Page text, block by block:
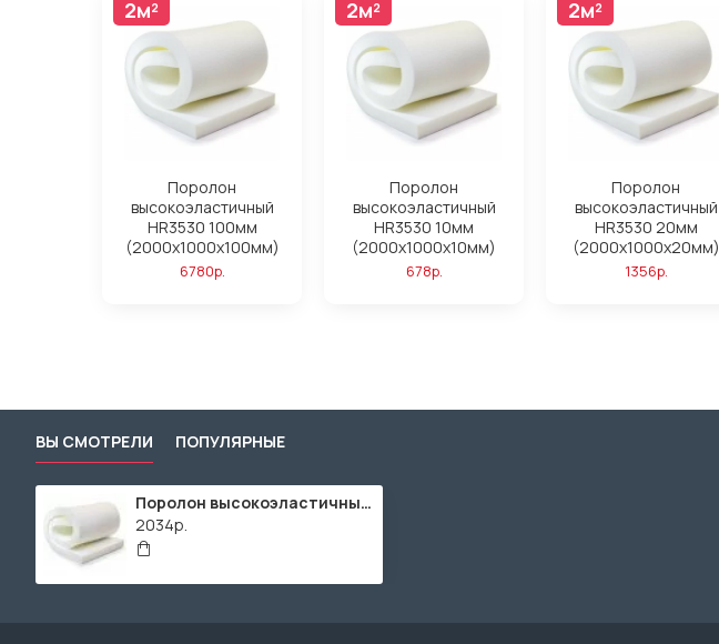
2м²
Поролон
высокоэластичный
HR3530 100мм
(2000x1000x100мм)
6780р.
2м²
Поролон
высокоэластичный
HR3530 10мм
(2000x1000x10мм)
678р.
2м²
Поролон
высокоэластичный
HR3530 20мм
(2000x1000x20мм)
1356р.
ВЫ СМОТРЕЛИ ПОПУЛЯРНЫЕ
Поролон высокоэластичный HR3530 30мм (2000x1000x30мм)
2034р.